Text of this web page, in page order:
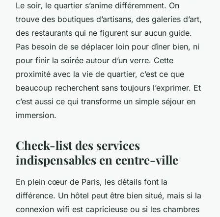
Le soir, le quartier s’anime différemment. On
trouve des boutiques d’artisans, des galeries d’art,
des restaurants qui ne figurent sur aucun guide.
Pas besoin de se déplacer loin pour dîner bien, ni
pour finir la soirée autour d’un verre. Cette
proximité avec la vie de quartier, c’est ce que
beaucoup recherchent sans toujours l’exprimer. Et
c’est aussi ce qui transforme un simple séjour en
immersion.
Check-list des services
indispensables en centre-ville
En plein cœur de Paris, les détails font la
différence. Un hôtel peut être bien situé, mais si la
connexion wifi est capricieuse ou si les chambres